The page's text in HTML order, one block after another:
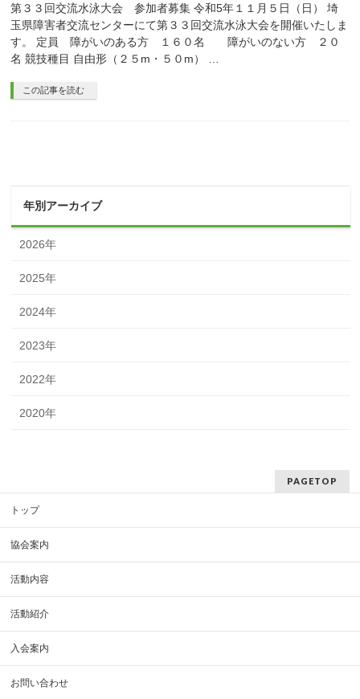
第３３回交流水泳大会 参加者募集 令和5年１１月５日（日） 埼
玉県障害者交流センターにて第３３回交流水泳大会を開催いたしま
す。 定員 障がいのある方 １６０名 障がいのない方 ２０
名 競技種目 自由形（２５m・５０m） …
この記事を読む
年別アーカイブ
2026年
2025年
2024年
2023年
2022年
2020年
PAGETOP
トップ
協会案内
活動内容
活動紹介
入会案内
お問い合わせ